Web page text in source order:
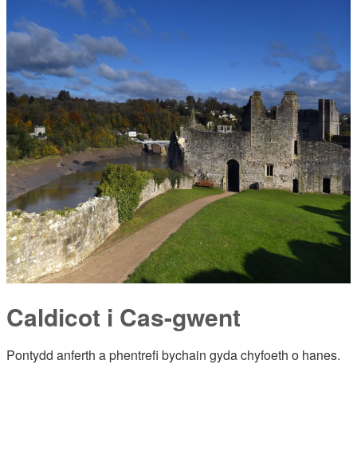
Caldicot i Cas-gwent
Pontydd anferth a phentrefi bychain gyda chyfoeth o hanes.